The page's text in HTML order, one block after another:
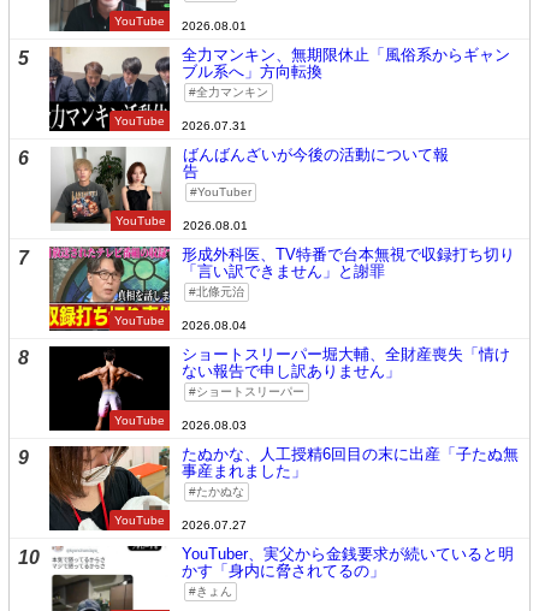
YouTube 2026.08.01
5
YouTube
全力マンキン、無期限休止「風俗系からギャン
ブル系へ」方向転換
全力マンキン
2026.07.31
6
YouTube
ばんばんざいが今後の活動について報
告
YouTuber
2026.08.01
7
YouTube
形成外科医、TV特番で台本無視で収録打ち切り
「言い訳できません」と謝罪
北條元治
2026.08.04
8
YouTube
ショートスリーパー堀大輔、全財産喪失「情け
ない報告で申し訳ありません」
ショートスリーパー
2026.08.03
9
YouTube
たぬかな、人工授精6回目の末に出産「子たぬ無
事産まれました」
たかぬな
2026.07.27
10
YouTuber、実父から金銭要求が続いていると明
かす「身内に脅されてるの」
きょん